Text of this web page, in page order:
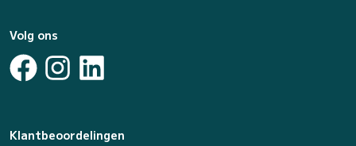
Volg ons
Klantbeoordelingen